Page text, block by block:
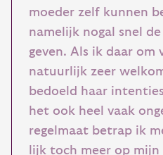
moeder zelf kunnen
namelijk nogal snel
geven. Als ik daar om
natuurlijk zeer
bedoeld haar
het ook heel vaak
regelmaat betrap ik
lijk toch meer op